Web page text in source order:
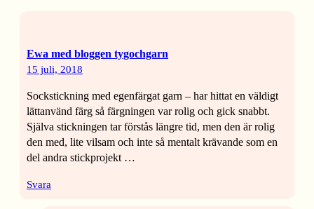
Ewa med bloggen tygochgarn
15 juli, 2018
Sockstickning med egenfärgat garn – har hittat en väldigt
lättanvänd färg så färgningen var rolig och gick snabbt.
Själva stickningen tar förstås längre tid, men den är rolig
den med, lite vilsam och inte så mentalt krävande som en
del andra stickprojekt …
Svara